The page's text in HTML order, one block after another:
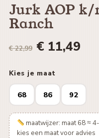
Jurk AOP
Ranch
€ 22,99 € 11,49
Kies je maat
68 86 92
maatwijzer: maat 68 ≈
kies een maat voor advies